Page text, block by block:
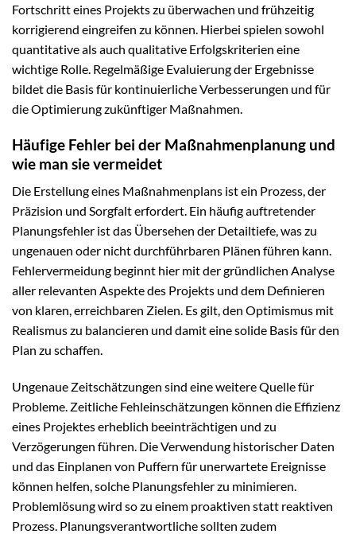
Fortschritt eines Projekts zu überwachen und frühzeitig
korrigierend eingreifen zu können. Hierbei spielen sowohl
quantitative als auch qualitative Erfolgskriterien eine
wichtige Rolle. Regelmäßige Evaluierung der Ergebnisse
bildet die Basis für kontinuierliche Verbesserungen und für
die Optimierung zukünftiger Maßnahmen.
Häufige Fehler bei der Maßnahmenplanung und
wie man sie vermeidet
Die Erstellung eines Maßnahmenplans ist ein Prozess, der
Präzision und Sorgfalt erfordert. Ein häufig auftretender
Planungsfehler ist das Übersehen der Detailtiefe, was zu
ungenauen oder nicht durchführbaren Plänen führen kann.
Fehlervermeidung beginnt hier mit der gründlichen Analyse
aller relevanten Aspekte des Projekts und dem Definieren
von klaren, erreichbaren Zielen. Es gilt, den Optimismus mit
Realismus zu balancieren und damit eine solide Basis für den
Plan zu schaffen.
Ungenaue Zeitschätzungen sind eine weitere Quelle für
Probleme. Zeitliche Fehleinschätzungen können die Effizienz
eines Projektes erheblich beeinträchtigen und zu
Verzögerungen führen. Die Verwendung historischer Daten
und das Einplanen von Puffern für unerwartete Ereignisse
können helfen, solche Planungsfehler zu minimieren.
Problemlösung wird so zu einem proaktiven statt reaktiven
Prozess. Planungsverantwortliche sollten zudem